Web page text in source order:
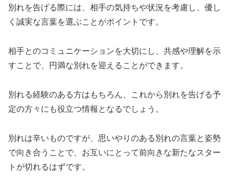
別れを告げる際には、相手の気持ちや状況を考慮し、優し
く誠実な言葉を選ぶことがポイントです。
相手とのコミュニケーションを大切にし、共感や理解を示
すことで、円満な別れを迎えることができます。
別れる経験のある方はもちろん、これから別れを告げる予
定の方々にも役立つ情報となるでしょう。
別れは辛いものですが、思いやりのある別れの言葉と姿勢
で向き合うことで、お互いにとって前向きな新たなスター
トが切れるはずです。